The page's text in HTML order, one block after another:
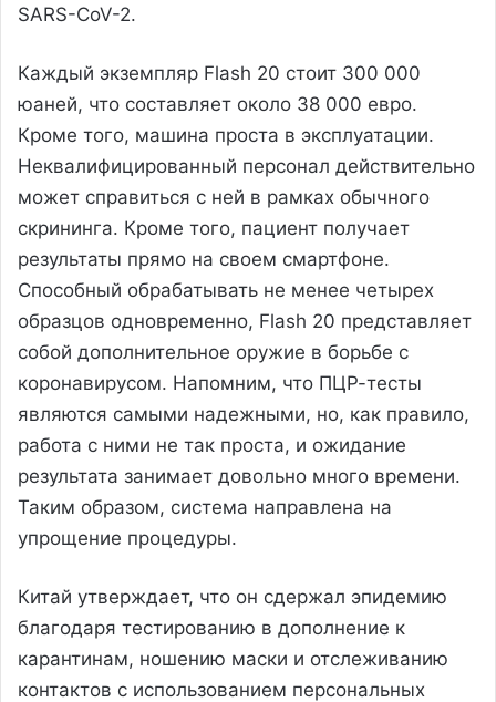
SARS-CoV-2.
Каждый экземпляр Flash 20 стоит 300 000
юаней, что составляет около 38 000 евро.
Кроме того, машина проста в эксплуатации.
Неквалифицированный персонал действительно
может справиться с ней в рамках обычного
скрининга. Кроме того, пациент получает
результаты прямо на своем смартфоне.
Способный обрабатывать не менее четырех
образцов одновременно, Flash 20 представляет
собой дополнительное оружие в борьбе с
коронавирусом. Напомним, что ПЦР-тесты
являются самыми надежными, но, как правило,
работа с ними не так проста, и ожидание
результата занимает довольно много времени.
Таким образом, система направлена на
упрощение процедуры.
Китай утверждает, что он сдержал эпидемию
благодаря тестированию в дополнение к
карантинам, ношению маски и отслеживанию
контактов с использованием персональных